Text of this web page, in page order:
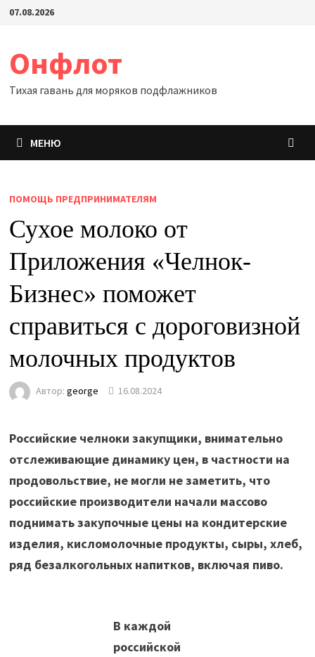
Перейти
07.08.2026
Онфлот
Тихая гавань для моряков подфлажников
МЕНЮ
ПОМОЩЬ ПРЕДПРИНИМАТЕЛЯМ
Сухое молоко от
Приложения «Челнок-
Бизнес» поможет
справиться с дороговизной
молочных продуктов
Автор: george 16.08.2024
Российские челноки закупщики, внимательно
отслеживающие динамику цен, в частности на
продовольствие, не могли не заметить, что
российские производители начали массово
поднимать закупочные цены на кондитерские
изделия, кисломолочные продукты, сыры, хлеб,
ряд безалкогольных напитков, включая пиво.
В каждой
российской